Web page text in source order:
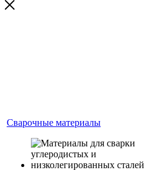
Сварочные материалы